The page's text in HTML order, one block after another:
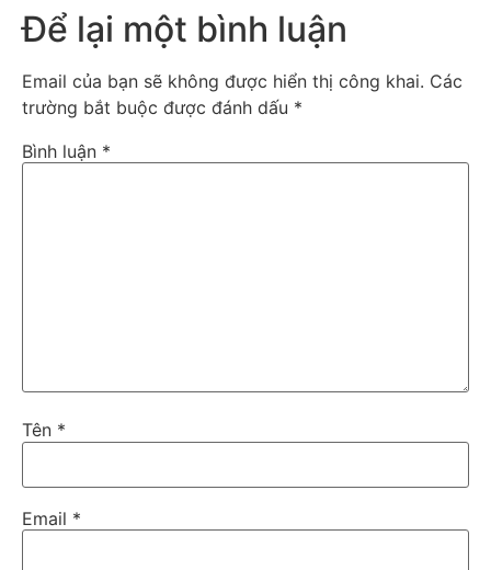
Để lại một bình luận
Email của bạn sẽ không được hiển thị công khai. Các
trường bắt buộc được đánh dấu *
Bình luận *
Tên *
Email *